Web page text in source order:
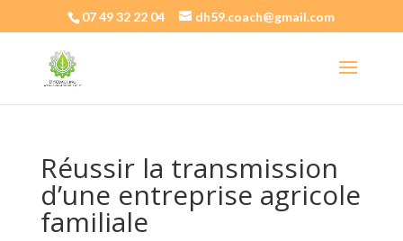
07 49 32 22 04 dh59.coach@gmail.com
Réussir la transmission
d’une entreprise agricole
familiale